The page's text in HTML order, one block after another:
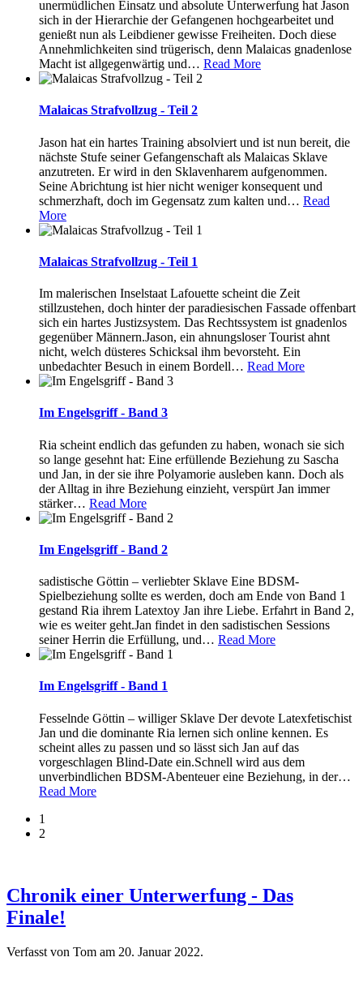
unermüdlichen Einsatz und absolute Unterwerfung hat Jason
sich in der Hierarchie der Gefangenen hochgearbeitet und
genießt nun als Leibdiener gewisse Freiheiten. Doch diese
Annehmlichkeiten sind trügerisch, denn Malaicas gnadenlose
Macht ist allgegenwärtig und… Read More
Malaicas Strafvollzug - Teil 2
Jason hat ein hartes Training absolviert und ist nun bereit, die
nächste Stufe seiner Gefangenschaft als Malaicas Sklave
anzutreten. Er wird in den Sklavenharem aufgenommen.
Seine Abrichtung ist hier nicht weniger konsequent und
schmerzhaft, doch im Gegensatz zum kalten und… Read
More
Malaicas Strafvollzug - Teil 1
Im malerischen Inselstaat Lafouette scheint die Zeit
stillzustehen, doch hinter der paradiesischen Fassade offenbart
sich ein hartes Justizsystem. Das Rechtssystem ist gnadenlos
gegenüber Männern.Jason, ein ahnungsloser Tourist ahnt
nicht, welch düsteres Schicksal ihm bevorsteht. Ein
unbedachter Besuch in einem Bordell… Read More
Im Engelsgriff - Band 3
Ria scheint endlich das gefunden zu haben, wonach sie sich
so lange gesehnt hat: Eine erfüllende Beziehung zu Sascha
und Jan, in der sie ihre Polyamorie ausleben kann. Doch als
der Alltag in ihre Beziehung einzieht, verspürt Jan immer
stärker… Read More
Im Engelsgriff - Band 2
sadistische Göttin – verliebter Sklave Eine BDSM-
Spielbeziehung sollte es werden, doch am Ende von Band 1
gestand Ria ihrem Latextoy Jan ihre Liebe. Erfahrt in Band 2,
wie es weiter geht.Jan findet in den sadistischen Sessions
seiner Herrin die Erfüllung, und… Read More
Im Engelsgriff - Band 1
Fesselnde Göttin – williger Sklave Der devote Latexfetischist
Jan und die dominante Ria lernen sich online kennen. Es
scheint alles zu passen und so lässt sich Jan auf das
vorgeschlagen Blind-Date ein.Schnell wird aus dem
unverbindlichen BDSM-Abenteuer eine Beziehung, in der…
Read More
1
2
Chronik einer Unterwerfung - Das
Finale!
Verfasst von Tom am 20. Januar 2022.